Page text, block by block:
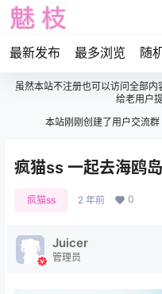
最新发布 最多浏览 随
虽然本站不注册也可以访问全部内
给老用户
本站刚刚创建了用户交流群
疯猫ss 一起去海鸥
疯猫ss 2 年前 0
Juicer
管理员